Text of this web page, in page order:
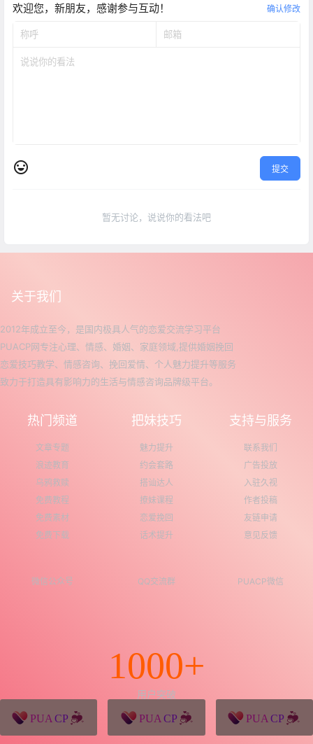
欢迎您，新朋友，感谢参与互动！ 确认修改
提交
暂无讨论，说说你的看法吧
关于我们
2012年成立至今，是国内极具人气的恋爱交流学习平台
PUACP网专注心理、情感、婚姻、家庭领域,提供婚姻挽回
恋爱技巧教学、情感咨询、挽回爱情、个人魅力提升等服务
致力于打造具有影响力的生活与情感咨询品牌级平台。
热门频道
文章专题
浪迹教育
乌鸦救赎
免费教程
免费素材
免费下载
把妹技巧
魅力提升
约会套路
搭讪达人
撩妹课程
恋爱挽回
话术提升
支持与服务
联系我们
广告投放
入驻久视
作者投稿
友链申请
意见反馈
微信公众号 QQ交流群 PUACP微信
1000+
用户突破